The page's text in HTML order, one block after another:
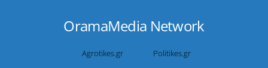
OramaMedia Network
Agrotikes.gr
Politikes.gr